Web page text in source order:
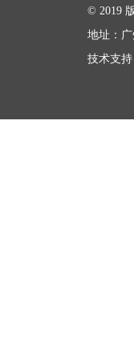
© 2019
地址：
技术支